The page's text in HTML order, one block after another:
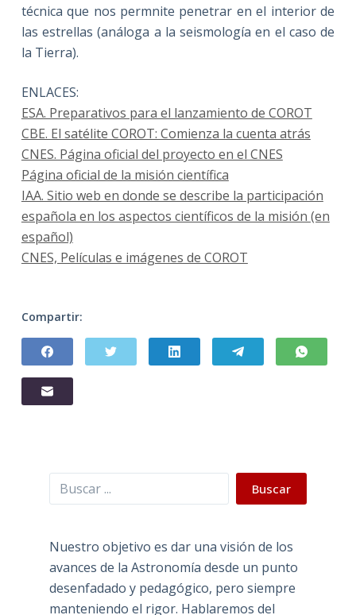
técnica que nos permnite penetrar en el interior de
las estrellas (análoga a la seismología en el caso de
la Tierra).
ENLACES:
ESA. Preparativos para el lanzamiento de COROT
CBE. El satélite COROT: Comienza la cuenta atrás
CNES. Página oficial del proyecto en el CNES
Página oficial de la misión científica
IAA. Sitio web en donde se describe la participación
española en los aspectos científicos de la misión (en
español)
CNES, Películas e imágenes de COROT
Compartir:
Buscar Buscar
Nuestro objetivo es dar una visión de los
avances de la Astronomía desde un punto
desenfadado y pedagógico, pero siempre
manteniendo el rigor. Hablaremos del